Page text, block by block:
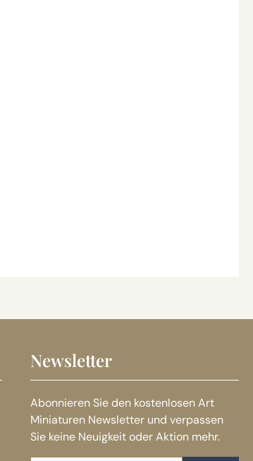
Newsletter
Abonnieren Sie den kostenlosen Art
Miniaturen Newsletter und verpassen
Sie keine Neuigkeit oder Aktion mehr.